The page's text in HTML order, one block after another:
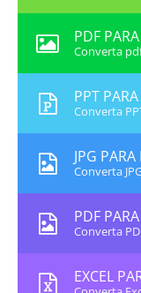
PDF
Converta
PPT
Converta
JPG PARA
Converta
PDF PARA
Converta
EXCEL